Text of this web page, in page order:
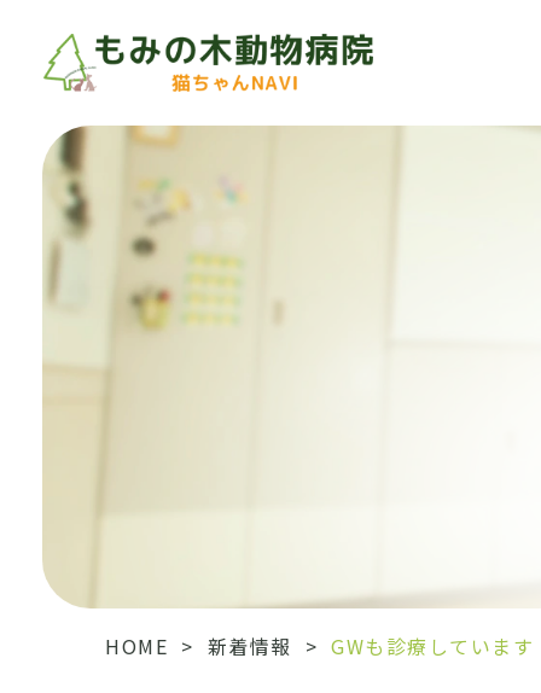
HOME > 新着情報 > GWも診療しています